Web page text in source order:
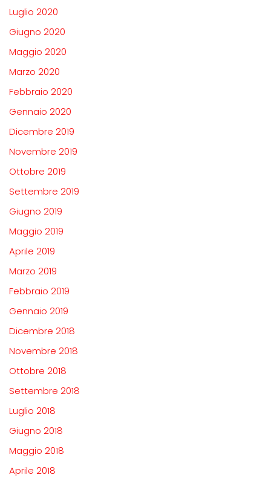
Luglio 2020
Giugno 2020
Maggio 2020
Marzo 2020
Febbraio 2020
Gennaio 2020
Dicembre 2019
Novembre 2019
Ottobre 2019
Settembre 2019
Giugno 2019
Maggio 2019
Aprile 2019
Marzo 2019
Febbraio 2019
Gennaio 2019
Dicembre 2018
Novembre 2018
Ottobre 2018
Settembre 2018
Luglio 2018
Giugno 2018
Maggio 2018
Aprile 2018